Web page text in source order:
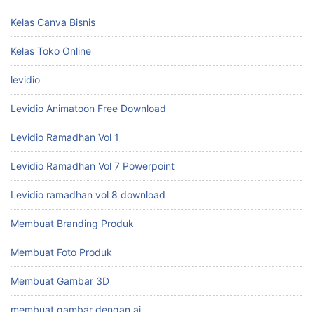
Kelas Canva Bisnis
Kelas Toko Online
levidio
Levidio Animatoon Free Download
Levidio Ramadhan Vol 1
Levidio Ramadhan Vol 7 Powerpoint
Levidio ramadhan vol 8 download
Membuat Branding Produk
Membuat Foto Produk
Membuat Gambar 3D
membuat gambar dengan ai